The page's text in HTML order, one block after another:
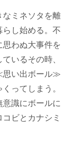
ミネソタを離
し始める。不
わぬ大事件を
いるその時、
思い出ボール
ってしまう。
識にボールに
ビとカナシミ